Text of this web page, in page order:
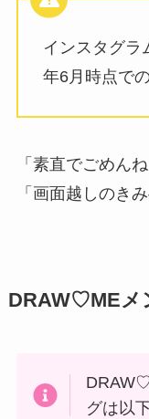
インスタグラ
年6月時点で
「素直でごめん
「画面越しのき
DRAW♡MEメ
グは以